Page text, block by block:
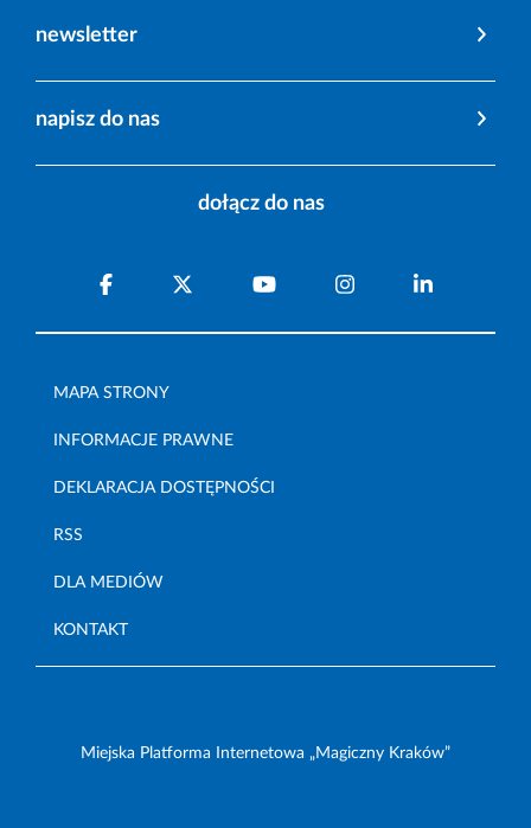
newsletter
napisz do nas
dołącz do nas
MAPA STRONY
INFORMACJE PRAWNE
DEKLARACJA DOSTĘPNOŚCI
RSS
DLA MEDIÓW
KONTAKT
Miejska Platforma Internetowa „Magiczny Kraków”